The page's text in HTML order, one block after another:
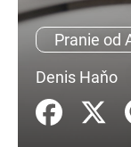
Pranie od
Denis Haňo